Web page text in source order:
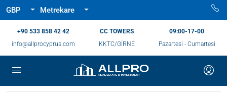
GBP Metrekare
‪+90 533 858 42 42‬
info@allprocyprus.com
CC TOWERS
KKTC/GİRNE
09:00-17-00
Pazartesi - Cumartesi